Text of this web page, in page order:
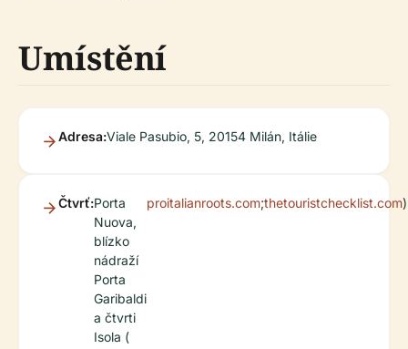
Umístění
Adresa:Viale Pasubio, 5, 20154 Milán, Itálie
Čtvrť:Porta
Nuova,
blízko
nádraží
Porta
Garibaldi
a čtvrti
Isola (
proitalianroots.com;thetouristchecklist.com)